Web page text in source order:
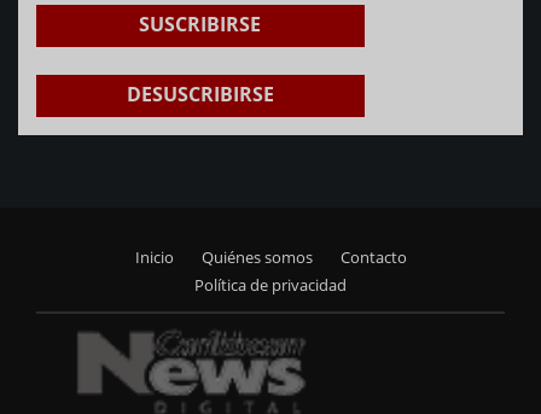
SUSCRIBIRSE
DESUSCRIBIRSE
menu
Inicio Quiénes somos
Contacto
Política de privacidad